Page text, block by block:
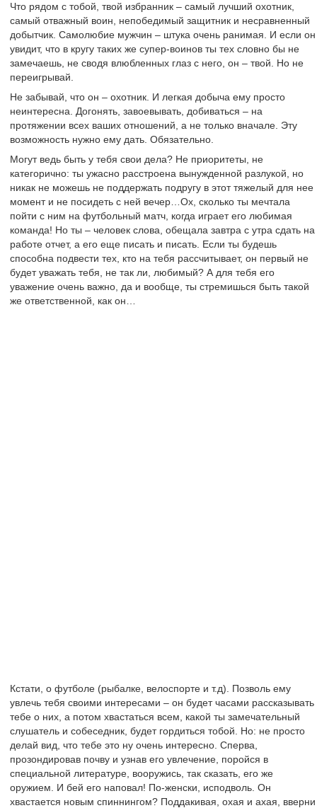
Что рядом с тобой, твой избранник – самый лучший охотник,
самый отважный воин, непобедимый защитник и несравненный
добытчик. Самолюбие мужчин – штука очень ранимая. И если он
увидит, что в кругу таких же супер-воинов ты тех словно бы не
замечаешь, не сводя влюбленных глаз с него, он – твой. Но не
переигрывай.
Не забывай, что он – охотник. И легкая добыча ему просто
неинтересна. Догонять, завоевывать, добиваться – на
протяжении всех ваших отношений, а не только вначале. Эту
возможность нужно ему дать. Обязательно.
Могут ведь быть у тебя свои дела? Не приоритеты, не
категорично: ты ужасно расстроена вынужденной разлукой, но
никак не можешь не поддержать подругу в этот тяжелый для нее
момент и не посидеть с ней вечер…Ох, сколько ты мечтала
пойти с ним на футбольный матч, когда играет его любимая
команда! Но ты – человек слова, обещала завтра с утра сдать на
работе отчет, а его еще писать и писать. Если ты будешь
способна подвести тех, кто на тебя рассчитывает, он первый не
будет уважать тебя, не так ли, любимый? А для тебя его
уважение очень важно, да и вообще, ты стремишься быть такой
же ответственной, как он…
Кстати, о футболе (рыбалке, велоспорте и т.д). Позволь ему
увлечь тебя своими интересами – он будет часами рассказывать
тебе о них, а потом хвастаться всем, какой ты замечательный
слушатель и собеседник, будет гордиться тобой. Но: не просто
делай вид, что тебе это ну очень интересно. Сперва,
прозондировав почву и узнав его увлечение, поройся в
специальной литературе, вооружись, так сказать, его же
оружием. И бей его наповал! По-женски, исподволь. Он
хвастается новым спиннингом? Поддакивая, охая и ахая, вверни